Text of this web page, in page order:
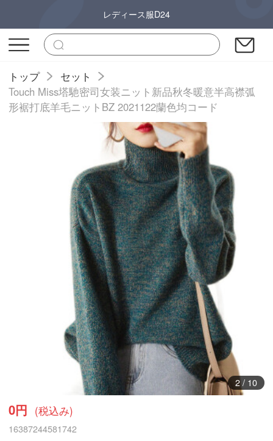
レディース服D24
トップ
セット
Touch Miss塔馳密司女装ニット新品秋冬暖意半高襟弧
形裾打底羊毛ニットBZ 2021122蘭色均コード
3/ 10
0円 (税込み)
16387244581742